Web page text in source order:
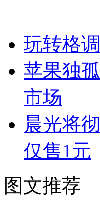
玩转格
苹果独
市场
晨光将
仅售1元
图文推荐